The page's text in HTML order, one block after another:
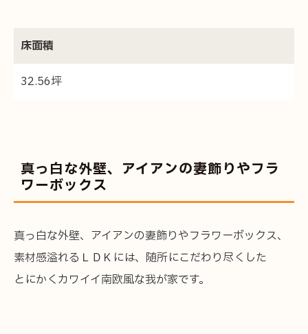
お知らせ
全国の工務店様へ
プライバシーポリシー
ショールーム見学予約
床面積
32.56坪
真っ白な外壁、アイアンの妻飾りやフラ
ワーボックス
真っ白な外壁、アイアンの妻飾りやフラワーボックス、
素材感溢れるＬＤＫには、随所にこだわり尽くした
とにかくカワイイ南欧風な我が家です。